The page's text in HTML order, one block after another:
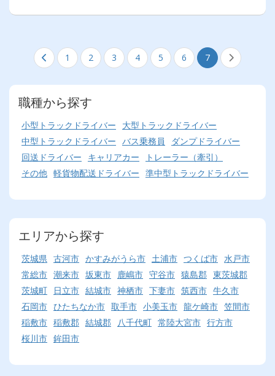
1 2 3 4 5 6 7
職種から探す
小型トラックドライバー
大型トラックドライバー
中型トラックドライバー バス乗務員
ダンプドライバー
回送ドライバー
キャリアカー
トレーラー（牽引）
その他 軽貨物配送ドライバー 準中型トラックドライバー
エリアから探す
茨城県 古河市 かすみがうら市 土浦市 つくば市 水戸市
常総市 潮来市 坂東市 鹿嶋市 守谷市 猿島郡 東茨城郡
茨城町
日立市 結城市 神栖市 下妻市 筑西市 牛久市
石岡市 ひたちなか市 取手市 小美玉市 龍ケ崎市 笠間市
稲敷市 稲敷郡 結城郡 八千代町 常陸大宮市 行方市
桜川市 鉾田市